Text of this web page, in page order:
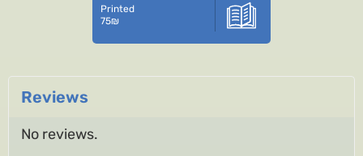
Printed
75₪
Reviews
No reviews.